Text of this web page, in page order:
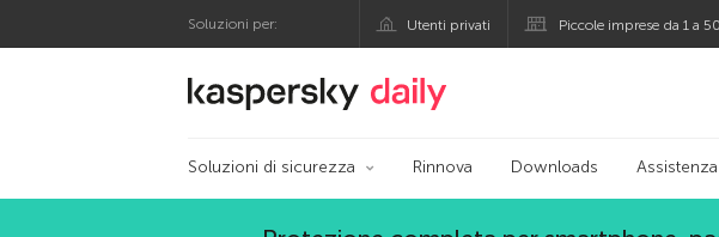
Soluzioni per: Utenti privati Piccole imprese da 1 a
Blog ufficiale di Kaspersky
Soluzioni di sicurezza Rinnova Downloads Assistenza